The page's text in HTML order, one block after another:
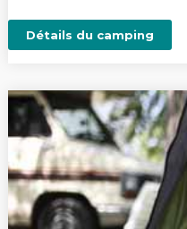
Détails du camping